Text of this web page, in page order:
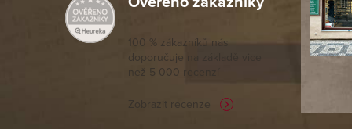
100 % zákazníků nás
doporučuje na základě vice
než 5 000 recenzí
Zobrazit recenze
moc
tomto
vyřízené
potřebu